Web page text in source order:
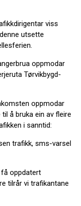
viss
utsette
oppmodar
Tørvikbygd-
oppmodar
å bruka ein av fleire
i sanntid:
trafikk, sms-varsel
få oppdatert
tilrår vi trafikantane